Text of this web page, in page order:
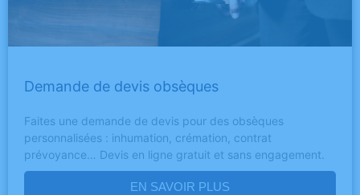
Demande de devis obsèques
Faites une demande de devis pour des obsèques
personnalisées : inhumation, crémation, contrat
prévoyance… Devis en ligne gratuit et sans engagement.
EN SAVOIR PLUS